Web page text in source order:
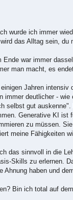
wurde ich immer
das Alltag sein, du
Ende war immer
man macht, es
Jahren
immer deutlicher -
selbst gut
Generative KI
zu müssen.
meine Fähigkeiten
das sinnvoll in die
Skills zu erlernen.
Ahnung haben und
Bin ich total auf